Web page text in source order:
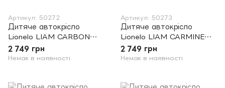
Артикул: 50272
Дитяче автокрісло
Lionelo LIAM CARBON
GREY
2 749 грн
Немає в наявності
Артикул: 50273
Дитяче автокрісло
Lionelo LIAM CARMINE
RED
2 749 грн
Немає в наявності